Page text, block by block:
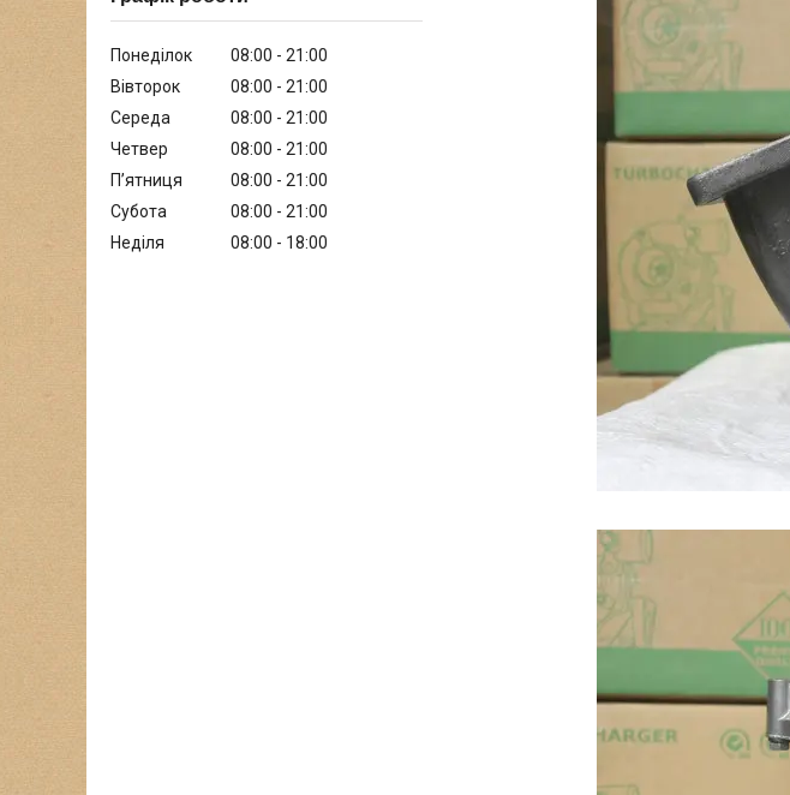
Понеділок 08:00
21:00
Вівторок
08:00
21:00
Середа
08:00
21:00
Четвер
08:00
21:00
Пʼятниця
08:00
21:00
Субота
08:00
21:00
Неділя
08:00 18:00